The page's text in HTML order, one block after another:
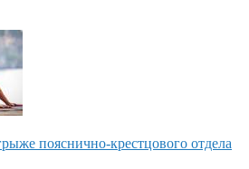
пояснично-крестцового отдела